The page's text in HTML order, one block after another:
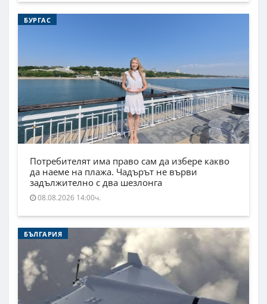
БУРГАС
Потребителят има право сам да избере какво
да наеме на плажа. Чадърът не върви
задължително с два шезлонга
08.08.2026 14:00ч.
БЪЛГАРИЯ